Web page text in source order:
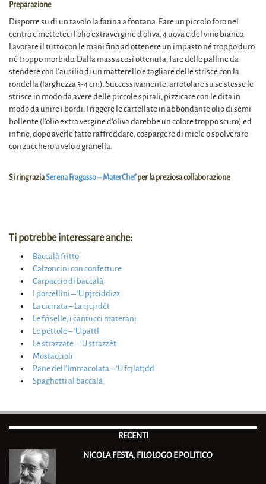
Preparazione
Disporre su di un tavolo la farina a fontana. Fare un piccolo foro nel
centro e metteteci l’olio extravergine d’oliva, 4 uova e del vino bianco.
Lavorare il tutto con le mani fino ad ottenere un impasto né troppo duro
né troppo morbido. Dalla massa così ottenuta, fare delle palline da
stendere con l’ausilio di un matterello e tagliare delle strisce con la
rondella (larghezza 3-4 cm). Successivamente, arrotolare su se stesse le
strisce in modo da avere delle piccole spirali, pizzicare con le dita in
modo da unire i bordi. Friggere le cartellate in abbondante olio di semi
bollente (l’olio extra vergine d’oliva darebbe un colore troppo scuro) ed
infine, dopo averle fatte raffreddare, cospargere di miele o spolverare
con zucchero a velo o granella.
Si ringraziaSerena Fragasso – MaterChefper la preziosa collaborazione
Ti potrebbe interessare anche:
Baccalà fritto
Calzoncini con confetture
Carpaccio di baccalà
I porcellini – ‘U pjrciddizz
La cicirata – La cjcjrdèt
Le friselle, i cantucci materani
Le pettole – ‘U pattl
Le strazzate – ‘U strazzèt
Mostaccioli
Pane dell’Immacolata – ‘U fcjlatjdd
Spaghetti al baccalà
RECENTI
NICOLA FESTA, FILOLOGO E POLITICO